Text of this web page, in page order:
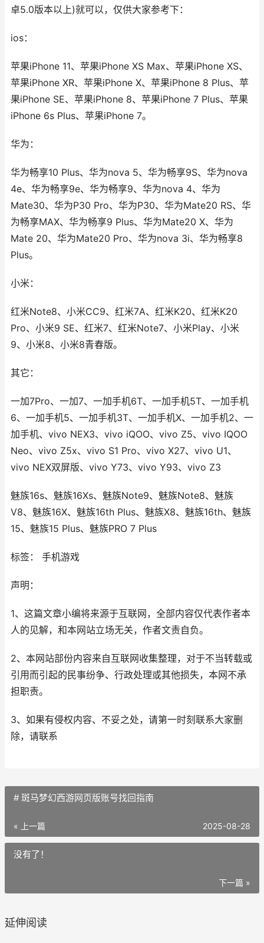
卓5.0版本以上)就可以，仅供大家参考下：
ios：
苹果iPhone 11、苹果iPhone XS Max、苹果iPhone XS、
苹果iPhone XR、苹果iPhone X、苹果iPhone 8 Plus、苹
果iPhone SE、苹果iPhone 8、苹果iPhone 7 Plus、苹果
iPhone 6s Plus、苹果iPhone 7。
华为：
华为畅享10 Plus、华为nova 5、华为畅享9S、华为nova
4e、华为畅享9e、华为畅享9、华为nova 4、华为
Mate30、华为P30 Pro、华为P30、华为Mate20 RS、华
为畅享MAX、华为畅享9 Plus、华为Mate20 X、华为
Mate 20、华为Mate20 Pro、华为nova 3i、华为畅享8
Plus。
小米：
红米Note8、小米CC9、红米7A、红米K20、红米K20
Pro、小米9 SE、红米7、红米Note7、小米Play、小米
9、小米8、小米8青春版。
其它：
一加7Pro、一加7、一加手机6T、一加手机5T、一加手机
6、一加手机5、一加手机3T、一加手机X、一加手机2、一
加手机、vivo NEX3、vivo iQOO、vivo Z5、vivo IQOO
Neo、vivo Z5x、vivo S1 Pro、vivo X27、vivo U1、
vivo NEX双屏版、vivo Y73、vivo Y93、vivo Z3
魅族16s、魅族16Xs、魅族Note9、魅族Note8、魅族
V8、魅族16X、魅族16th Plus、魅族X8、魅族16th、魅族
15、魅族15 Plus、魅族PRO 7 Plus
标签： 手机游戏
声明：
1、这篇文章小编将来源于互联网，全部内容仅代表作者本
人的见解，和本网站立场无关，作者文责自负。
2、本网站部份内容来自互联网收集整理，对于不当转载或
引用而引起的民事纷争、行政处理或其他损失，本网不承
担职责。
3、如果有侵权内容、不妥之处，请第一时刻联系大家删
除，请联系
# 斑马梦幻西游网页版账号找回指南
« 上一篇 2025-08-28
没有了！
下一篇 »
延伸阅读